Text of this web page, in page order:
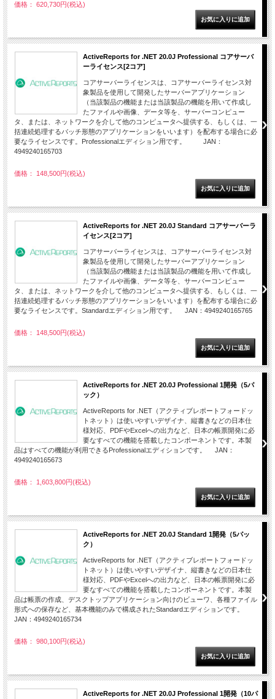
価格： 620,730円(税込)
ActiveReports for .NET 20.0J Professional コアサーバ
ーライセンス[2コア]
コアサーバーライセンスは、コアサーバーライセンス対
象製品を使用して開発したサーバーアプリケーション
（当該製品の機能または当該製品の機能を用いて作成し
たファイルや画像、データ等を、サーバーコンピュー
タ、または、ネットワークを介して他のコンピュータへ提供する、もしくは、一
括連続処理するバッチ形態のアプリケーションをいいます）を配布する場合に必
要なライセンスです。Professionalエディション用です。 JAN：
4949240165703
価格： 148,500円(税込)
ActiveReports for .NET 20.0J Standard コアサーバーラ
イセンス[2コア]
コアサーバーライセンスは、コアサーバーライセンス対
象製品を使用して開発したサーバーアプリケーション
（当該製品の機能または当該製品の機能を用いて作成し
たファイルや画像、データ等を、サーバーコンピュー
タ、または、ネットワークを介して他のコンピュータへ提供する、もしくは、一
括連続処理するバッチ形態のアプリケーションをいいます）を配布する場合に必
要なライセンスです。Standardエディション用です。 JAN：4949240165765
価格： 148,500円(税込)
ActiveReports for .NET 20.0J Professional 1開発（5パ
ック）
ActiveReports for .NET（アクティブレポートフォードッ
トネット）は使いやすいデザイナ、縦書きなどの日本仕
様対応、PDFやExcelへの出力など、日本の帳票開発に必
要なすべての機能を搭載したコンポーネントです。本製
品はすべての機能が利用できるProfessionalエディションです。 JAN：
4949240165673
価格： 1,603,800円(税込)
ActiveReports for .NET 20.0J Standard 1開発（5パッ
ク）
ActiveReports for .NET（アクティブレポートフォードッ
トネット）は使いやすいデザイナ、縦書きなどの日本仕
様対応、PDFやExcelへの出力など、日本の帳票開発に必
要なすべての機能を搭載したコンポーネントです。本製
品は帳票の作成、デスクトップアプリケーション向けのビューワ、各種ファイル
形式への保存など、基本機能のみで構成されたStandardエディションです。
JAN：4949240165734
価格： 980,100円(税込)
ActiveReports for .NET 20.0J Professional 1開発（10パ